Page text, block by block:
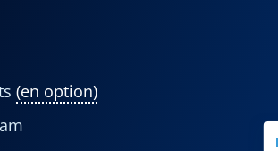
(en option)